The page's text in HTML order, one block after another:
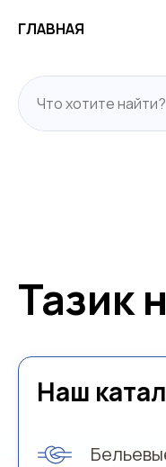
ГЛАВНАЯ
Тазик